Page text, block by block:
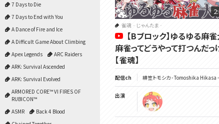
7 Days to Die
7 Days to End with You
A Dance of Fire and Ice
A Difficult Game About Climbing
Apex Legends
ARC Raiders
ARK: Survival Ascended
ARK: Survival Evolved
ARMORED CORE™ VI FIRES OF
RUBICON™
ASMR
Back 4 Blood
雀魂‐じゃんたま‐
【Bブロック】ゆるゆる麻雀
麻雀ってどうやって打つんだっ
【雀魂】
配信ch 緋笠トモシカ - Tomoshika Hikasa -
出演